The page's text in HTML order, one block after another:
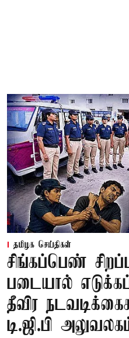
தமிழக செய்திகள்
சிங்கப்பெண்
படையால்
தீவிர
டி.ஜி.பி